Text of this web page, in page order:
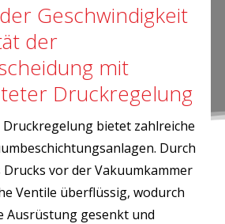
Geschwindigkeit
der
mit
Druckregelung
bietet zahlreiche
Durch
Drucks vor der Vakuumkammer
Ventile überflüssig, wodurch
Ausrüstung gesenkt und